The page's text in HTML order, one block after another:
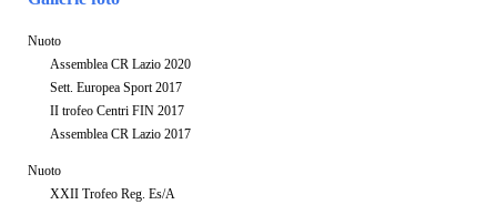
Nuoto
Assemblea CR Lazio 2020
Sett. Europea Sport 2017
II trofeo Centri FIN 2017
Assemblea CR Lazio 2017
Nuoto
XXII Trofeo Reg. Es/A